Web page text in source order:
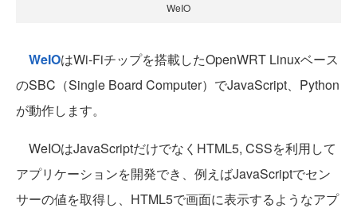
WeIO
WeIOはWi-Fiチップを搭載したOpenWRT Linuxベース
のSBC（Single Board Computer）でJavaScript、Python
が動作します。
WeIOはJavaScriptだけでなくHTML5, CSSを利用して
アプリケーションを開発でき、例えばJavaScriptでセン
サーの値を取得し、HTML5で画面に表示するようなアプ